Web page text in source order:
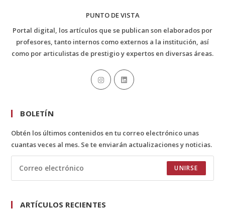
PUNTO DE VISTA
Portal digital, los artículos que se publican son elaborados por
profesores, tanto internos como externos a la institución, así
como por articulistas de prestigio y expertos en diversas áreas.
BOLETÍN
Obtén los últimos contenidos en tu correo electrónico unas
cuantas veces al mes. Se te enviarán actualizaciones y noticias.
UNIRSE
ARTÍCULOS RECIENTES